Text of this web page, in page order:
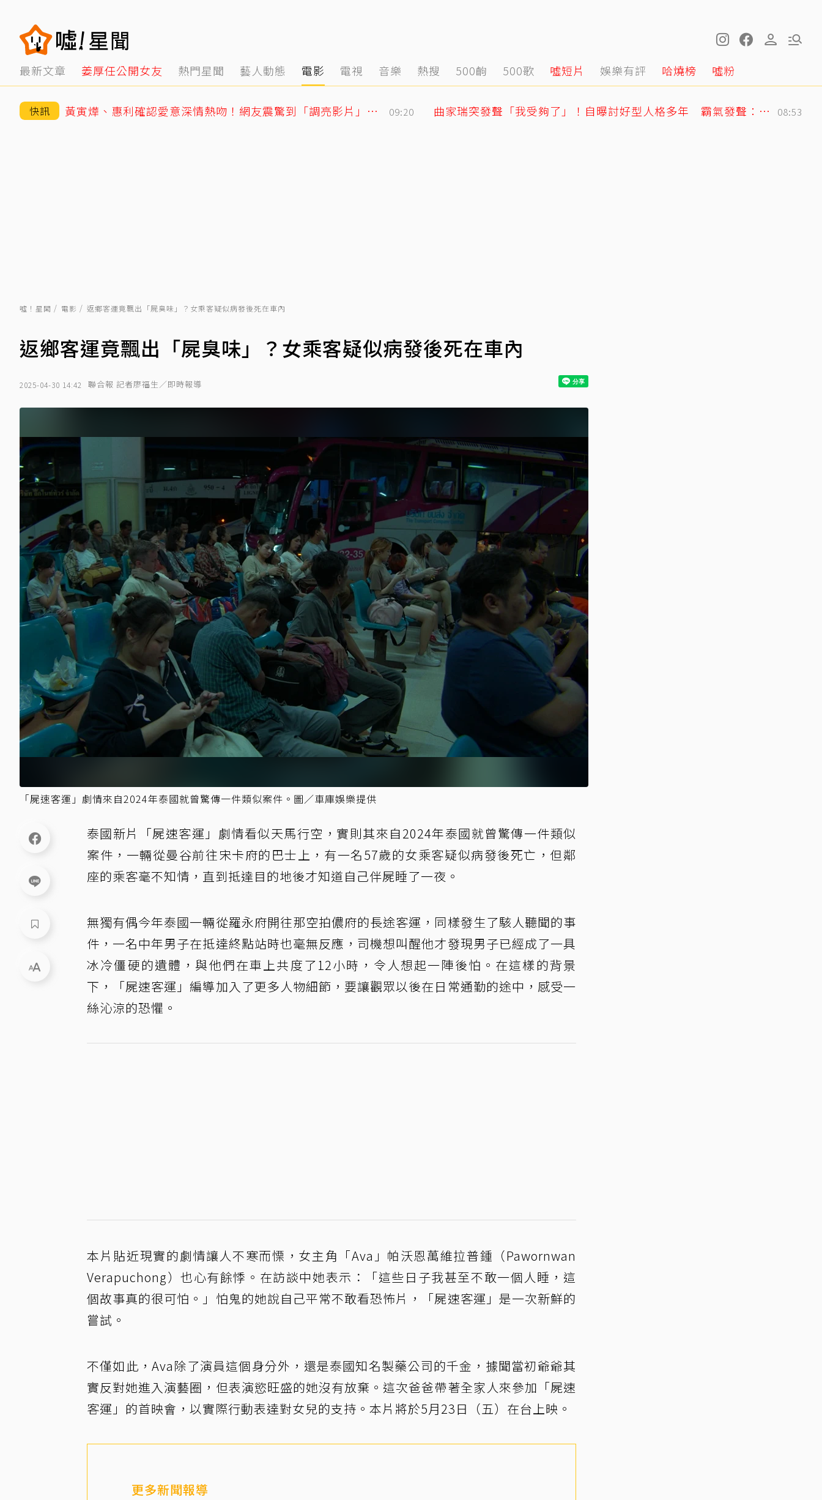
最新文章 姜厚任公開女友 熱門星聞 藝人動態 電影 電視 音樂 熱搜 500齣 500歌 噓短片 娛樂有評 哈燒榜 噓粉
快訊 黃寅燁、惠利確認愛意深情熱吻！網友震驚到「調亮影片」細看舌吻過程 09:20 曲家瑞突發聲「我受夠了」！自曝討好型人格多年 霸氣發聲：我也會生氣 08:53
噓！星聞 電影 返鄉客運竟飄出「屍臭味」？女乘客疑似病發後死在車內
返鄉客運竟飄出「屍臭味」？女乘客疑似病發後死在車內
2025-04-30 14:42 聯合報 記者廖福生／即時報導
「屍速客運」劇情來自2024年泰國就曾驚傳一件類似案件。圖／車庫娛樂提供
泰國新片「屍速客運」劇情看似天馬行空，實則其來自2024年泰國就曾驚傳一件類似
案件，一輛從曼谷前往宋卡府的巴士上，有一名57歲的女乘客疑似病發後死亡，但鄰
座的乘客毫不知情，直到抵達目的地後才知道自己伴屍睡了一夜。
無獨有偶今年泰國一輛從羅永府開往那空拍儂府的長途客運，同樣發生了駭人聽聞的事
件，一名中年男子在抵達終點站時也毫無反應，司機想叫醒他才發現男子已經成了一具
冰冷僵硬的遺體，與他們在車上共度了12小時，令人想起一陣後怕。在這樣的背景
下，「屍速客運」編導加入了更多人物細節，要讓觀眾以後在日常通勤的途中，感受一
絲沁涼的恐懼。
本片貼近現實的劇情讓人不寒而慄，女主角「Ava」帕沃恩萬維拉普鍾（Pawornwan
Verapuchong）也心有餘悸。在訪談中她表示：「這些日子我甚至不敢一個人睡，這
個故事真的很可怕。」怕鬼的她說自己平常不敢看恐怖片，「屍速客運」是一次新鮮的
嘗試。
不僅如此，Ava除了演員這個身分外，還是泰國知名製藥公司的千金，據聞當初爺爺其
實反對她進入演藝圈，但表演慾旺盛的她沒有放棄。這次爸爸帶著全家人來參加「屍速
客運」的首映會，以實際行動表達對女兒的支持。本片將於5月23日（五）在台上映。
更多新聞報導